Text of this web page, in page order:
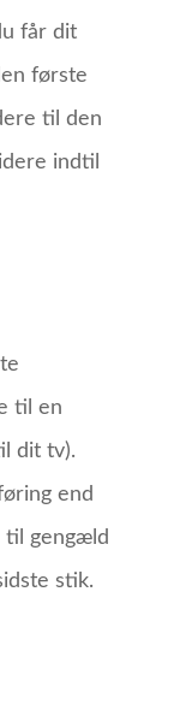
får dit
første
til den
indtil
til en
dit tv).
end
til gengæld
stik.